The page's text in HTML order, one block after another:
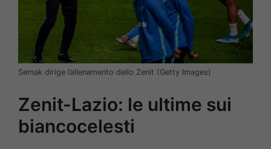
Semak dirige l’allenamento dello Zenit (Getty Images)
Zenit-Lazio: le ultime sui
biancocelesti